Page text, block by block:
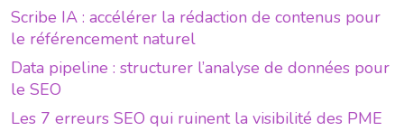
Scribe IA : accélérer la rédaction de contenus pour
le référencement naturel
Data pipeline : structurer l’analyse de données pour
le SEO
Les 7 erreurs SEO qui ruinent la visibilité des PME